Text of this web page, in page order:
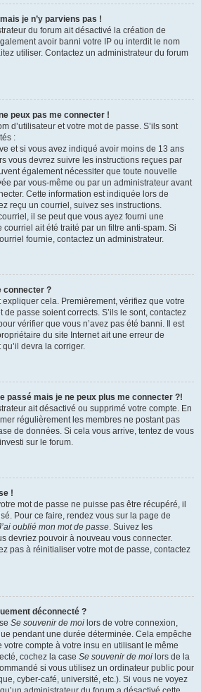
je n’y parviens pas !
du forum ait désactivé la création de
avoir banni votre IP ou interdit le nom
utiliser. Contactez un administrateur du forum
peux pas me connecter !
d’utilisateur et votre mot de passe. S’ils sont
:
et si vous avez indiqué avoir moins de 13 ans
vous devrez suivre les instructions reçues par
également nécessiter que toute nouvelle
par vous-même ou par un administrateur avant
Cette information est indiquée lors de
reçu un courriel, suivez ses instructions.
il se peut que vous ayez fourni une
ait été traité par un filtre anti-spam. Si
fournie, contactez un administrateur.
connecter ?
cela. Premièrement, vérifiez que votre
de passe soient corrects. S’ils le sont, contactez
vérifier que vous n’avez pas été banni. Il est
du site Internet ait une erreur de
devra la corriger.
passé mais je ne peux plus me connecter ?!
ait désactivé ou supprimé votre compte. En
régulièrement les membres ne postant pas
de données. Si cela vous arrive, tentez de vous
sur le forum.
!
mot de passe ne puisse pas être récupéré, il
Pour ce faire, rendez vous sur la page de
oublié mon mot de passe. Suivez les
devriez pouvoir à nouveau vous connecter.
pas à réinitialiser votre mot de passe, contactez
déconnecté ?
Se souvenir de moi lors de votre connexion,
pendant une durée déterminée. Cela empêche
votre compte à votre insu en utilisant le même
cochez la case Se souvenir de moi lors de la
si vous utilisez un ordinateur public pour
cyber-café, université, etc.). Si vous ne voyez